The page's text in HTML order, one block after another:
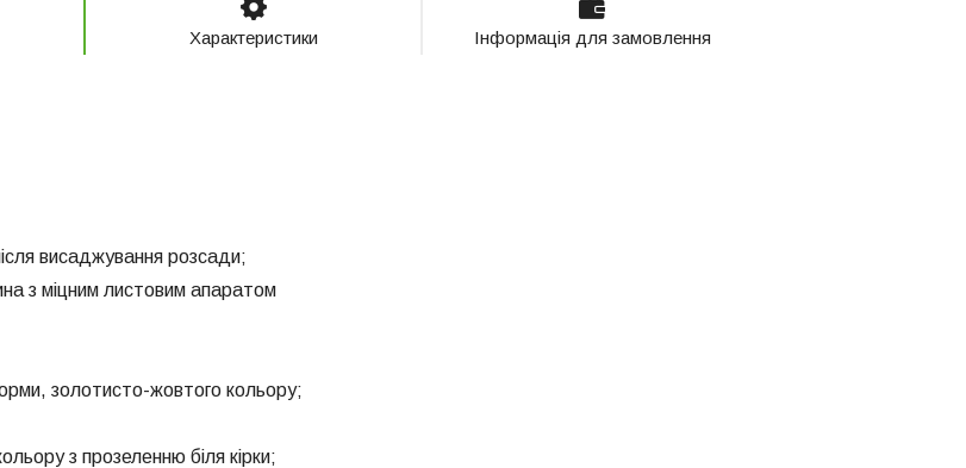
Характеристики Інформація для замовлення
висаджування розсади;
з міцним листовим апаратом
золотисто-жовтого кольору;
з прозеленню біля кірки;